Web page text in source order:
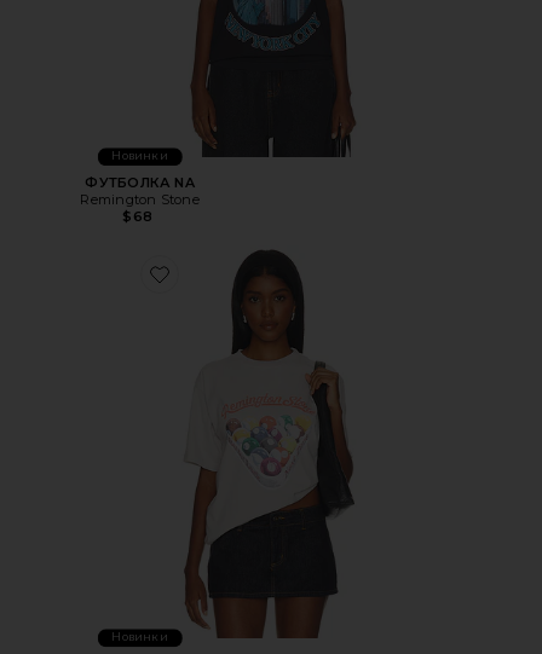
Новинки
ФУТБОЛКА NA
Remington Stone
$68
Favorite ФУТБОЛКА NA
Новинки